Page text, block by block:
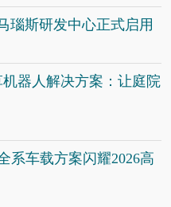
瑙斯研发中心正式启用
器人解决方案：让庭院
系车载方案闪耀2026高